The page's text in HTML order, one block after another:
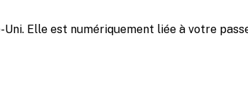
Uni. Elle est numériquement liée à votre